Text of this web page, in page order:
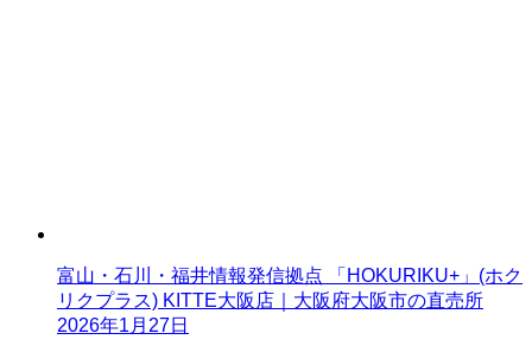
富山・石川・福井情報発信拠点 「HOKURIKU+」(ホク
リクプラス) KITTE大阪店｜大阪府大阪市の直売所
2026年1月27日